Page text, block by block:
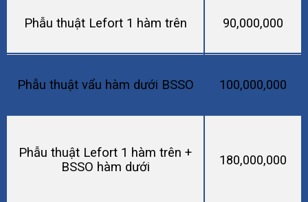
Phẫu thuật Lefort 1 hàm trên 90,000,000
Phẫu thuật vẩu hàm dưới BSSO 100,000,000
Phẫu thuật Lefort 1 hàm trên +
BSSO hàm dưới
180,000,000